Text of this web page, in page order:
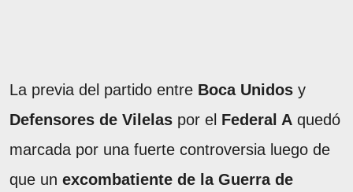
La previa del partido entre Boca Unidos y
Defensores de Vilelas por el Federal A quedó
marcada por una fuerte controversia luego de
que un excombatiente de la Guerra de